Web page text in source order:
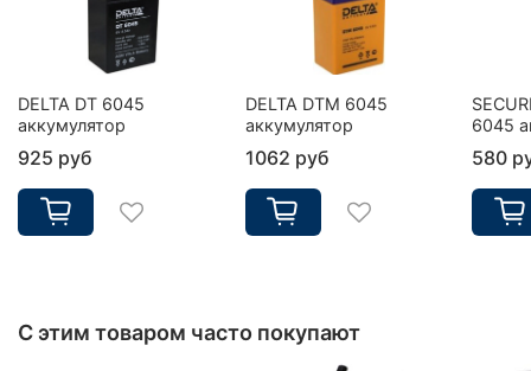
DELTA DT 6045
аккумулятор
925 руб
DELTA DTM 6045
аккумулятор
1062 руб
6045
580
С этим товаром часто покупают